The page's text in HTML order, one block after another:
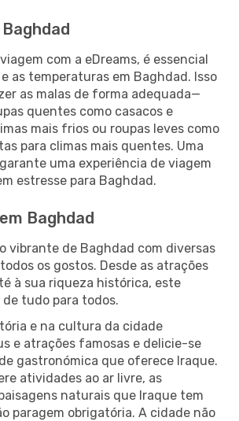
com a eDreams, é essencial
as temperaturas em Baghdad. Isso
as malas de forma adequada—
quentes como casacos e
mais frios ou roupas leves como
para climas mais quentes. Uma
uma experiência de viagem
estresse para Baghdad.
Baghdad
vibrante de Baghdad com diversas
os gostos. Desde as atrações
à sua riqueza histórica, este
tudo para todos.
e na cultura da cidade
e atrações famosas e delicie-se
gastronómica que oferece Iraque.
atividades ao ar livre, as
naturais que Iraque tem
paragem obrigatória. A cidade não